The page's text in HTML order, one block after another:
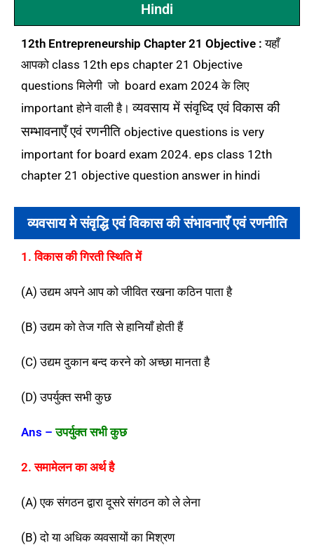
Hindi
12th Entrepreneurship Chapter 21 Objective : यहाँ
आपको class 12th eps chapter 21 Objective
questions मिलेगी जो board exam 2024 के लिए
important होने वाली है।व्यवसाय में संवृध्दि एवं विकास की
सम्भावनाएँ एवं रणनीति objective questions is very
important for board exam 2024. eps class 12th
chapter 21 objective question answer in hindi
व्यवसाय मे संवृद्धि एवं विकास की संभावनाएँ एवं रणनीति
1. विकास की गिरती स्थिति में
(A) उद्यम अपने आप को जीवित रखना कठिन पाता है
(B) उद्यम को तेज गति से हानियाँ होती हैं
(C) उद्यम दुकान बन्द करने को अच्छा मानता है
(D) उपर्युक्त सभी कुछ
Ans – उपर्युक्त सभी कुछ
2. समामेलन का अर्थ है
(A) एक संगठन द्वारा दूसरे संगठन को ले लेना
(B) दो या अधिक व्यवसायों का मिश्रण